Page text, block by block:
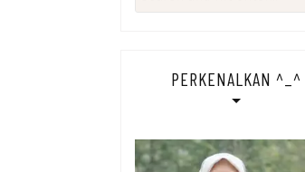
for:
PERKENALKAN ^_^